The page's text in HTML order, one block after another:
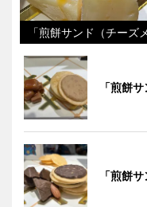
「煎餅サンド（チーズ
「煎餅
「煎餅